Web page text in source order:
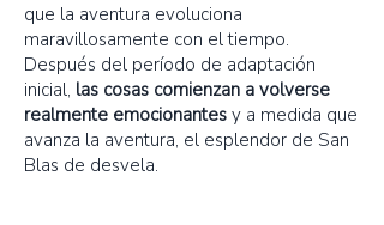
que la aventura evoluciona
maravillosamente con el tiempo.
Después del período de adaptación
inicial, las cosas comienzan a volverse
realmente emocionantes y a medida que
avanza la aventura, el esplendor de San
Blas de desvela.